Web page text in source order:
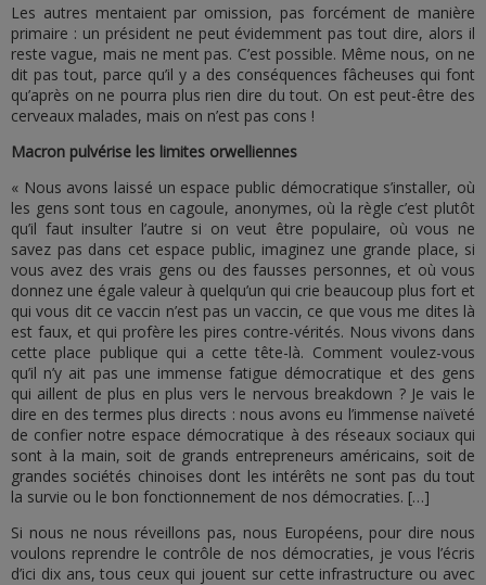
Les autres mentaient par omission, pas forcément de manière
primaire : un président ne peut évidemment pas tout dire, alors il
reste vague, mais ne ment pas. C’est possible. Même nous, on ne
dit pas tout, parce qu’il y a des conséquences fâcheuses qui font
qu’après on ne pourra plus rien dire du tout. On est peut-être des
cerveaux malades, mais on n’est pas cons !
Macron pulvérise les limites orwelliennes
« Nous avons laissé un espace public démocratique s’installer, où
les gens sont tous en cagoule, anonymes, où la règle c’est plutôt
qu’il faut insulter l’autre si on veut être populaire, où vous ne
savez pas dans cet espace public, imaginez une grande place, si
vous avez des vrais gens ou des fausses personnes, et où vous
donnez une égale valeur à quelqu’un qui crie beaucoup plus fort et
qui vous dit ce vaccin n’est pas un vaccin, ce que vous me dites là
est faux, et qui profère les pires contre-vérités. Nous vivons dans
cette place publique qui a cette tête-là. Comment voulez-vous
qu’il n’y ait pas une immense fatigue démocratique et des gens
qui aillent de plus en plus vers le nervous breakdown ? Je vais le
dire en des termes plus directs : nous avons eu l’immense naïveté
de confier notre espace démocratique à des réseaux sociaux qui
sont à la main, soit de grands entrepreneurs américains, soit de
grandes sociétés chinoises dont les intérêts ne sont pas du tout
la survie ou le bon fonctionnement de nos démocraties. […]
Si nous ne nous réveillons pas, nous Européens, pour dire nous
voulons reprendre le contrôle de nos démocraties, je vous l’écris
d’ici dix ans, tous ceux qui jouent sur cette infrastructure ou avec